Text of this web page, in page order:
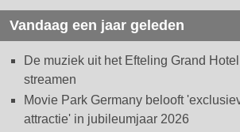
Vandaag een jaar geleden
De muziek uit het Efteling Grand
streamen
Movie Park Germany belooft
attractie' in jubileumjaar 2026